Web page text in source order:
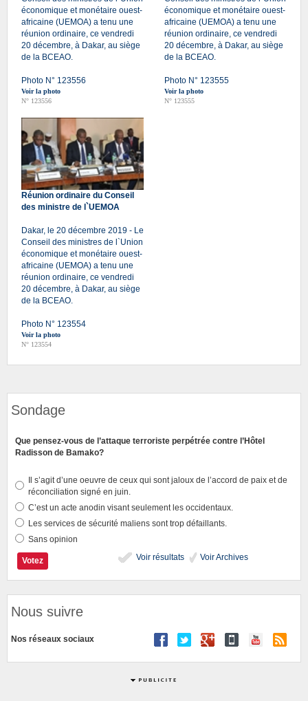
économique et monétaire ouest-
africaine (UEMOA) a tenu une
réunion ordinaire, ce vendredi
20 décembre, à Dakar, au siège
de la BCEAO.
Photo N° 123556
Voir la photo
N° 123556
économique et monétaire ouest-
africaine (UEMOA) a tenu une
réunion ordinaire, ce vendredi
20 décembre, à Dakar, au siège
de la BCEAO.
Photo N° 123555
Voir la photo
N° 123555
Réunion ordinaire du Conseil
des ministre de l`UEMOA
Dakar, le 20 décembre 2019 - Le
Conseil des ministres de l`Union
économique et monétaire ouest-
africaine (UEMOA) a tenu une
réunion ordinaire, ce vendredi
20 décembre, à Dakar, au siège
de la BCEAO.
Photo N° 123554
Voir la photo
N° 123554
Sondage
Que pensez-vous de l’attaque terroriste perpétrée contre l’Hôtel
Radisson de Bamako?
Il s’agit d’une oeuvre de ceux qui sont jaloux de l’accord de paix et de
réconciliation signé en juin.
C’est un acte anodin visant seulement les occidentaux.
Les services de sécurité maliens sont trop défaillants.
Sans opinion
Voir résultats
Voir Archives
Nous suivre
Nos réseaux sociaux